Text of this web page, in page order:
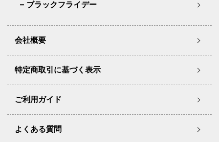
ブラックフライデー
会社概要
特定商取引に基づく表示
ご利用ガイド
よくある質問